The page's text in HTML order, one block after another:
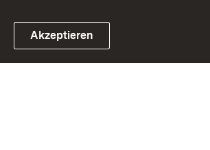
Link zum Landesportal
Akzeptieren